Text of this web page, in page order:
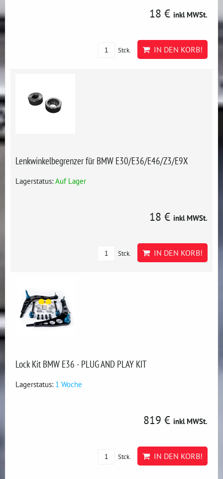
18 € inkl MWSt.
Stck. IN DEN KORB!
Lenkwinkelbegrenzer für BMW E30/E36/E46/Z3/E9X
Lagerstatus: Auf Lager
18 € inkl MWSt.
Stck. IN DEN KORB!
Lock Kit BMW E36 - PLUG AND PLAY KIT
Lagerstatus: 1 Woche
819 € inkl MWSt.
Stck. IN DEN KORB!